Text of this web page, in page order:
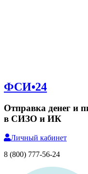
ФСИ•24
Отправка денег и
в СИЗО и ИК
Личный кабинет
8 (800) 777-56-24